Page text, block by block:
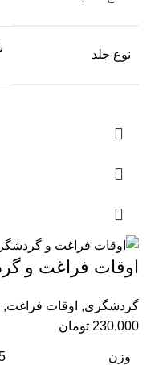
نوع جلد
اوقات فراغت و
گردشگری, اوقات فراغت,
230,000 تومان
وزن